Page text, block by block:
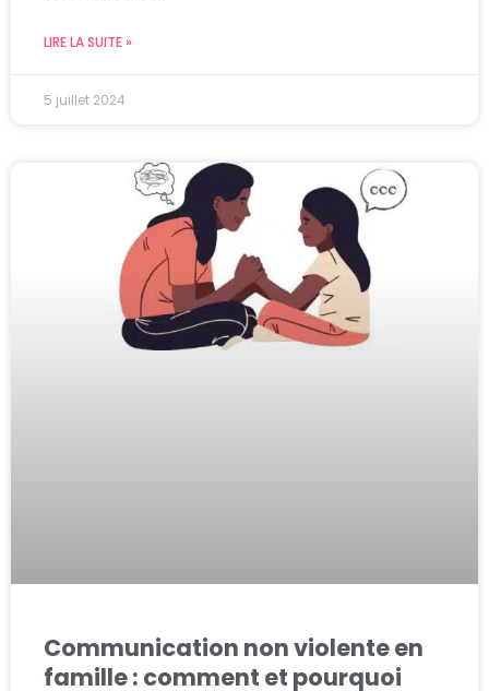
LIRE LA SUITE »
5 juillet 2024
Communication non violente en
famille : comment et pourquoi